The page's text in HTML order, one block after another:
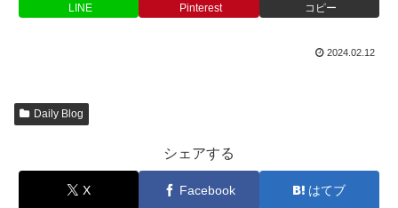
LINE Pinterest コピー
2024.02.12
Daily Blog
シェアする
X Facebook はてブ